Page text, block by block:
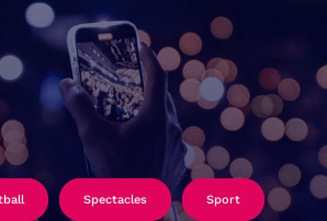
Spectacles Sport